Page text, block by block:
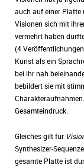
auch auf einer Platte
Visionen sich mit
vermehrt haben
(4
Kunst als ein
bei ihr nah
bebildert sie mit
Gesamteindruck.
Gleiches gilt für
Synthesizer-
gesamte Platte ist